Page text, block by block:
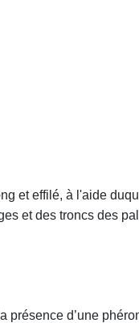
et effilé, à l'aide
et des troncs des
d’une